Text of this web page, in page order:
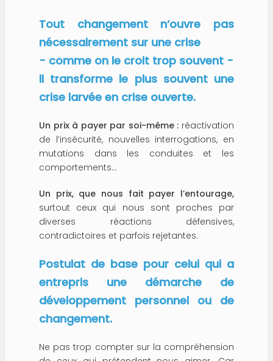
Tout changement n’ouvre pas
nécessairement sur une crise
- comme on le croit trop souvent -
il transforme le plus souvent une
crise larvée en crise ouverte.
Un prix à payer par soi-même: réactivation
de l’insécurité, nouvelles interrogations, en
mutations dans les conduites et les
comportements…
Un prix, que nous fait payer l’entourage,
surtout ceux qui nous sont proches par
diverses réactions défensives,
contradictoires et parfois rejetantes.
Postulat de base pour celui qui a
entrepris une démarche de
développement personnel ou de
changement.
Ne pas trop compter sur la compréhension